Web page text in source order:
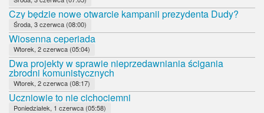
Czy będzie nowe otwarcie kampanii prezydenta Dudy?
Środa, 3 czerwca (08:00)
Wiosenna ceperiada
Wtorek, 2 czerwca (05:04)
Dwa projekty w sprawie nieprzedawniania ścigania
zbrodni komunistycznych
Wtorek, 2 czerwca (08:17)
Uczniowie to nie cichociemni
Poniedziałek, 1 czerwca (05:58)